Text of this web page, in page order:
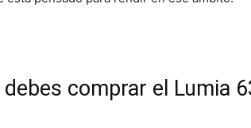
comprar el Lumia